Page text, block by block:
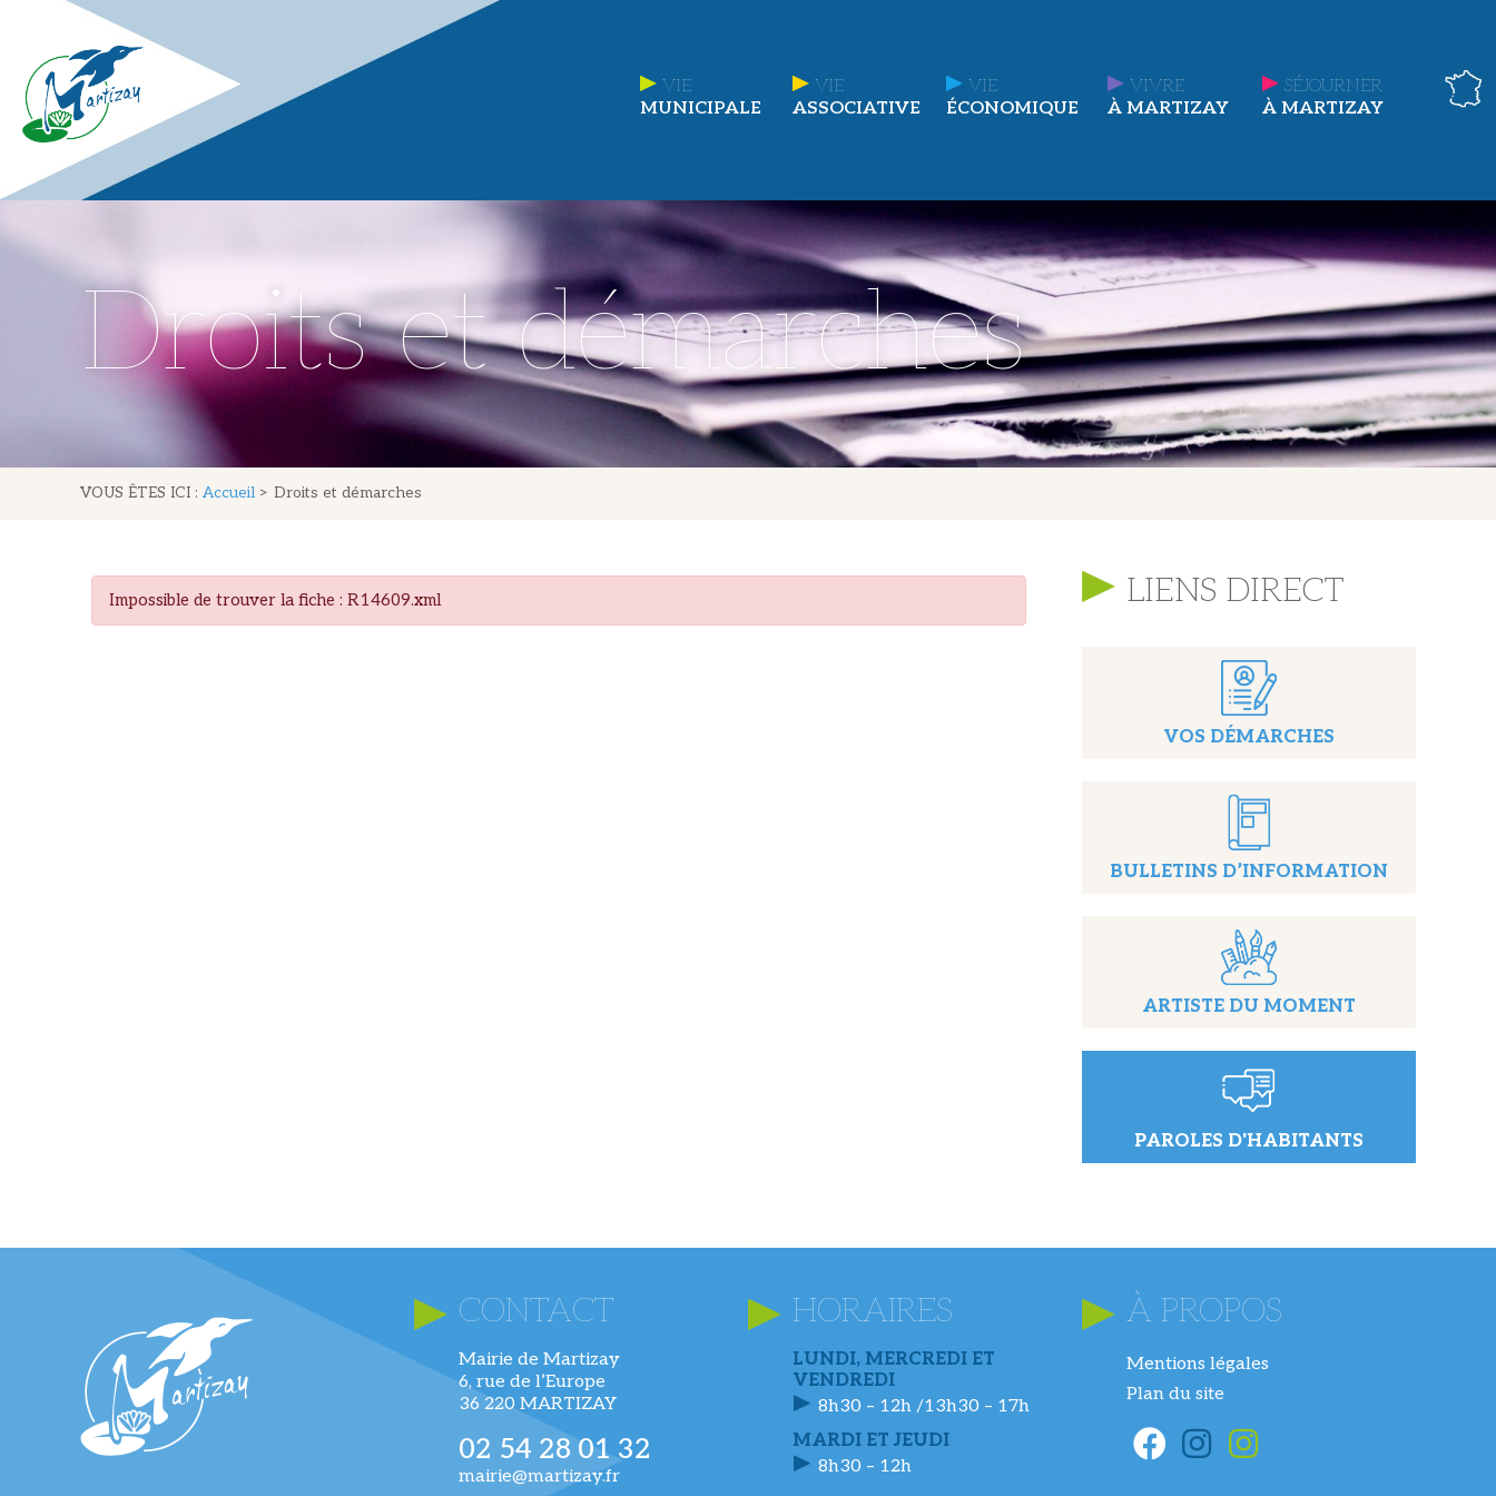
VIE
MUNICIPALE
VIE
ASSOCIATIVE
VIE
ÉCONOMIQUE
VIVRE
À MARTIZAY
SÉJOURNER
À MARTIZAY
Droits et démarches
VOUS ÊTES ICI : Accueil > Droits et démarches
Impossible de trouver la fiche : R14609.xml LIENS DIRECT
VOS DÉMARCHES
BULLETINS D’INFORMATION
ARTISTE DU MOMENT
PAROLES D'HABITANTS
CONTACT
Mairie de Martizay
6, rue de l’Europe
36 220 MARTIZAY
02 54 28 01 32
mairie@martizay.fr
HORAIRES
LUNDI, MERCREDI ET
VENDREDI
8h30 – 12h /13h30 – 17h
MARDI ET JEUDI
8h30 – 12h
À PROPOS
Mentions légales
Plan du site